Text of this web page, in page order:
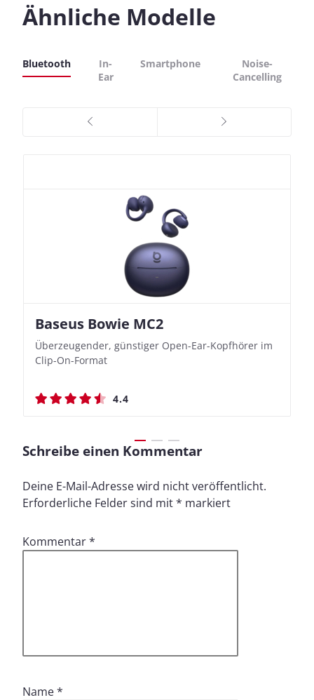
Ähnliche Modelle
Bluetooth
In-
Ear
Smartphone
Noise-
Cancelling
Baseus Bowie MC2
Überzeugender, günstiger Open-Ear-Kopfhörer im
Clip-On-Format
4.4
Nothing Ear (3a)
Bassbetonte True Wireless In-Ears mit cleveren
Aufnahmefunktionen
4.4
JBL Live 780NC
Stylischer Over-Ear mit sattem Klang und
beeindruckender Ausdauer
4.5
JBL Live 780NC
Stylischer Over-Ear mit sattem Klang und
beeindruckender Ausdauer
4.5
Schreibe einen Kommentar
Deine E-Mail-Adresse wird nicht veröffentlicht.
Erforderliche Felder sind mit* markiert
Kommentar*
Name*